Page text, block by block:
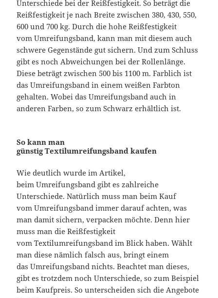
Unterschiede bei der Reißfestigkeit. So beträgt die
Reißfestigkeit je nach Breite zwischen 380, 430, 550,
600 und 700 kg. Durch die hohe Reißfestigkeit
vom Umreifungsband, kann man mit diesem auch
schwere Gegenstände gut sichern. Und zum Schluss
gibt es noch Abweichungen bei der Rollenlänge.
Diese beträgt zwischen 500 bis 1100 m. Farblich ist
das Umreifungsband in einem weißen Farbton
gehalten. Wobei das Umreifungsband auch in
anderen Farben, so zum Schwarz erhältlich ist.
So kann man
günstig Textilumreifungsband kaufen
Wie deutlich wurde im Artikel,
beim Umreifungsband gibt es zahlreiche
Unterschiede. Natürlich muss man beim Kauf
vom Umreifungsband immer darauf achten, was
man damit sichern, verpacken möchte. Denn hier
muss man die Reißfestigkeit
vom Textilumreifungsband im Blick haben. Wählt
man diese nämlich falsch aus, bringt einem
das Umreifungsband nichts. Beachtet man dieses,
gibt es trotzdem noch Unterschiede, so zum Beispiel
beim Kaufpreis. So unterscheiden sich die Angebote